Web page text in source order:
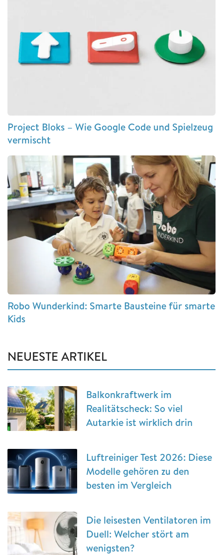
Project Bloks – Wie Google Code und Spielzeug
vermischt
Robo Wunderkind: Smarte Bausteine für smarte
Kids
NEUESTE ARTIKEL
Balkonkraftwerk im
Realitätscheck: So viel
Autarkie ist wirklich drin
Luftreiniger Test 2026: Diese
Modelle gehören zu den
besten im Vergleich
Die leisesten Ventilatoren im
Duell: Welcher stört am
wenigsten?